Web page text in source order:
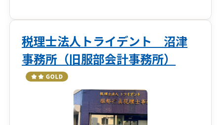
税理士法人トライデント 沼津
事務所（旧服部会計事務所）